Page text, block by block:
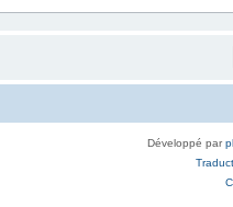
Développé par